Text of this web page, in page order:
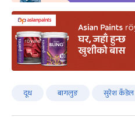
दूध बागलुङ सुरेश कँडेल